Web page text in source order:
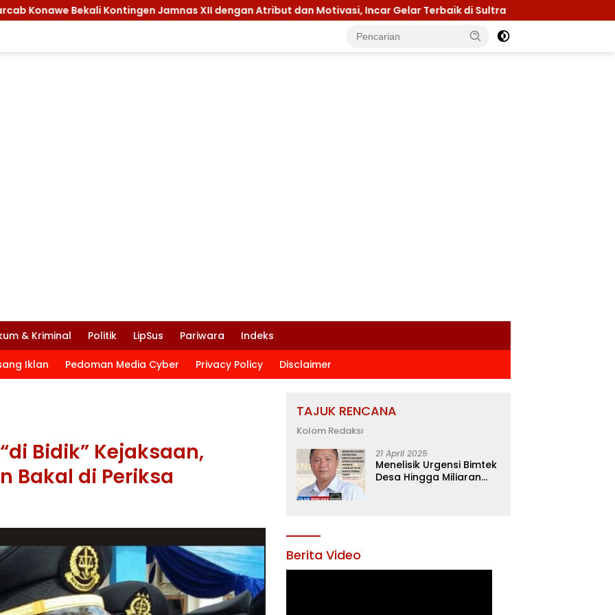
Jamnas XII dengan Atribut dan Motivasi, Incar Gelar Terbaik di Sultra Menuju Jamnas 2026, Ketua
& Kriminal Politik LipSus Pariwara Indeks
Iklan Pedoman Media Cyber Privacy Policy Disclaimer
Bidik” Kejaksaan,
Bakal di Periksa
TAJUK RENCANA
Kolom Redaksi
21 April 2025
Menelisik Urgensi Bimtek
Desa Hingga Miliaran
Berita Video